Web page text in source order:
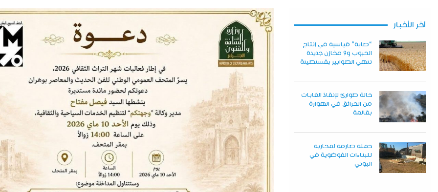
آخر الأخبار
“صابة” قياسية في إنتاج
الحبوب و9 مخازن جديدة
تنهي الطوابير بقسنطينة
حالة طوارئ لإنقاذ الغابات
من الحرائق في الهوارة
بقالمة
حملة صارمة لمحاربة
للبناءات الفوضوية في
البوني